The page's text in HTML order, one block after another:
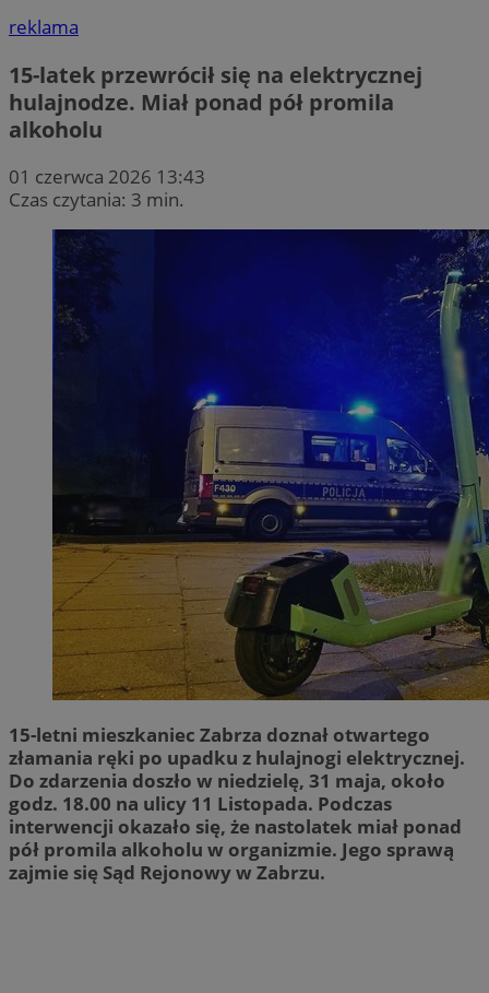
reklama
15-latek przewrócił się na elektrycznej
hulajnodze. Miał ponad pół promila
alkoholu
01 czerwca 2026 13:43
Czas czytania: 3 min.
15-letni mieszkaniec Zabrza doznał otwartego
złamania ręki po upadku z hulajnogi elektrycznej.
Do zdarzenia doszło w niedzielę, 31 maja, około
godz. 18.00 na ulicy 11 Listopada. Podczas
interwencji okazało się, że nastolatek miał ponad
pół promila alkoholu w organizmie. Jego sprawą
zajmie się Sąd Rejonowy w Zabrzu.